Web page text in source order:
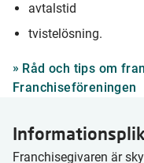
avtalstid
tvistelösning.
Råd och tips om
Franchiseföreningen
Franchisegivaren är